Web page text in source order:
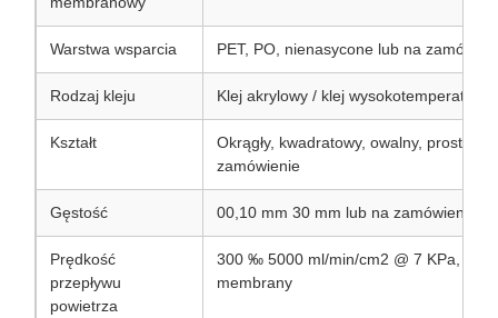
Warstwa wsparcia PET, PO, nienasycone lub na
Rodzaj kleju Klej akrylowy / klej
Kształt
Okrągły, kwadratowy, owalny,
zamówienie
Gęstość 00,10 mm 30 mm lub na zamówienie
Prędkość
przepływu
powietrza
300 ‰ 5000 ml/min/cm2 @ 7 KPa, w
membrany